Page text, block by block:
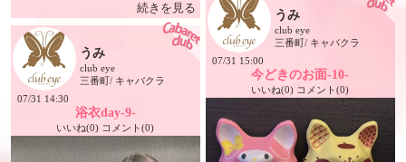
続きを見る
うみ
club eye
三番町/ キャバクラ
07/31 15:00
今どきのお面-10-
いいね(0) コメント(0)
うみ
club eye
三番町/ キャバクラ
07/31 14:30
浴衣day-9-
いいね(0) コメント(0)